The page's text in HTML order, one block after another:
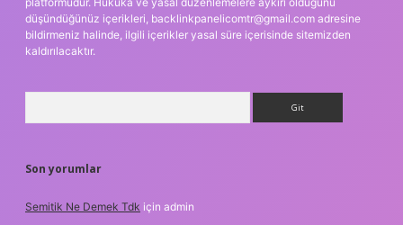
düşündüğünüz içerikleri, backlinkpanelicomtr@gmail.com adresine
bildirmeniz halinde, ilgili içerikler yasal süre içerisinde sitemizden
kaldırılacaktır.
Son yorumlar
Semitik Ne Demek Tdk için admin